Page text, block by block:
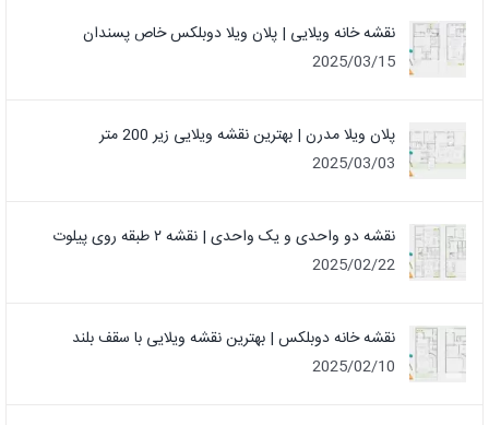
نقشه خانه ویلایی | پلان ویلا دوبلکس خاص پسندان
2025/03/15
پلان ویلا مدرن | بهترین نقشه ویلایی زیر 200 متر
2025/03/03
نقشه دو واحدی و یک واحدی | نقشه ۲ طبقه روی پیلوت
2025/02/22
نقشه خانه دوبلکس | بهترین نقشه ویلایی با سقف بلند
2025/02/10